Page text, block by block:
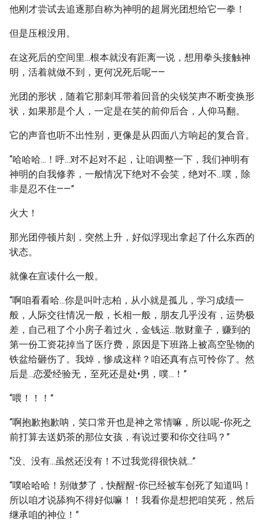
他刚才尝试去追逐那自称为神明的超屑光团想给它一拳！
但是压根没用。
在这死后的空间里...根本就没有距离一说，想用拳头接触神
明，活着就做不到，更何况死后呢——
光团的形状，随着它那刺耳带着回音的尖锐笑声不断变换形
状，如果那是个人，一定是在笑的前仰后合，人仰马翻。
它的声音也听不出性别，更像是从四面八方响起的复合音。
“哈哈哈...！呼...对不起对不起，让咱调整一下，我们神明有
神明的自我修养，一般情况下绝对不会笑，绝对不...噗，除
非是忍不住——”
火大！
那光团停顿片刻，突然上升，好似浮现出拿起了什么东西的
状态。
就像在宣读什么一般。
“啊咱看看哈...你是叫叶志柏，从小就是孤儿，学习成绩一
般，人际交往情况一般，长相一般，朋友几乎没有，运势极
差，自己租了个小房子着过火，金钱运...散财童子，赚到的
第一份工资花掉当了医疗费，原因是下班路上被高空坠物的
铁盆给砸伤了。我焯，惨成这样？咱还真有点可怜你了。然
后是...恋爱经验无，至死还是处•男，噗...！”
“喂！！！”
“啊抱歉抱歉呐，笑口常开也是神之常情嘛，所以呢-你死之
前打算去送奶茶的那位女孩，有说过要和你交往吗？”
“没、没有...虽然还没有！不过我觉得很快就...”
“噗哈哈哈！别做梦了，快醒醒-你已经被车创死了知道吗！
所以咱才说舔狗不得好似嘛！！我看你是想把咱笑死，然后
继承咱的神位！”